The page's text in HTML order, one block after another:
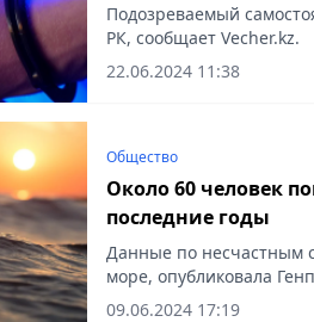
Подозреваемый
РК, сообщает Vecher.kz.
22.06.2024 11:38
Общество
Около 60 человек
последние годы
Данные по несчастным
море, опубликовала
09.06.2024 17:19